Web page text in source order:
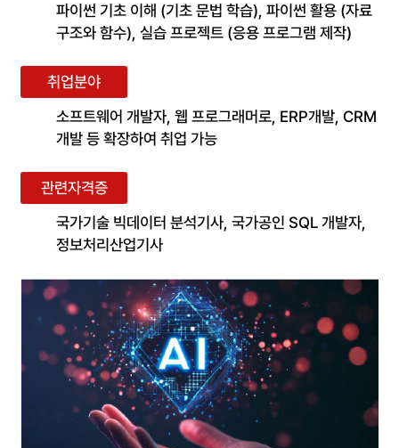
파이썬 기초 이해 (기초 문법 학습), 파이썬 활용 (자료
구조와 함수), 실습 프로젝트 (응용 프로그램 제작)
취업분야
소프트웨어 개발자, 웹 프로그래머로, ERP개발, CRM
개발 등 확장하여 취업 가능
관련자격증
국가기술 빅데이터 분석기사, 국가공인 SQL 개발자,
정보처리산업기사